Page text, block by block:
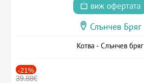
виж офертата
Слънчев Бряг
Котва - Слънчев бряг
-21%
39.88€